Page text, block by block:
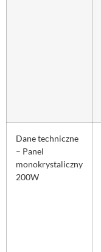
Dane techniczne
– Panel
monokrystaliczny
200W